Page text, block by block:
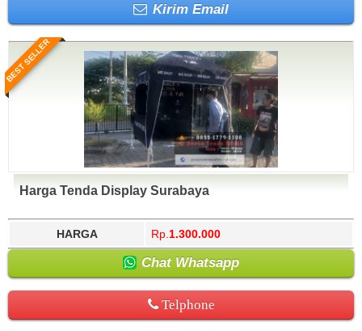
Kirim Email
BEST SELLER
Harga Tenda Display Surabaya
HARGA Rp. 1.300.000
Chat Whatsapp
Telphone